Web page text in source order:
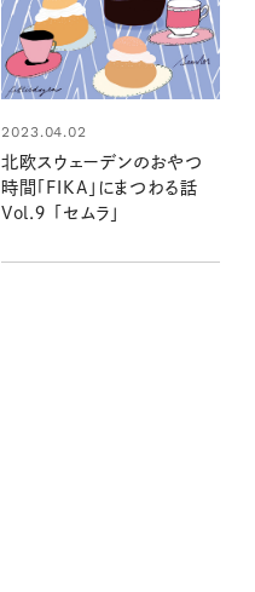
2023.04.02
北欧スウェーデンのおやつ
時間「FIKA」にまつわる話
Vol.９ 「セムラ」